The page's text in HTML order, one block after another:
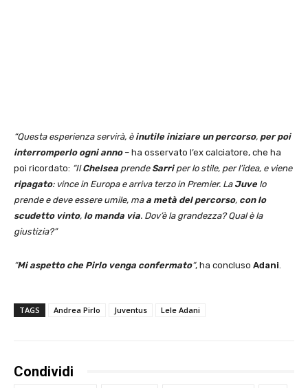
“Questa esperienza servirà, è inutile iniziare un percorso, per poi
interromperlo ogni anno– ha osservato l’ex calciatore, che ha
poi ricordato: “IlChelsea prende Sarriper lo stile, per l’idea, e viene
ripagato: vince in Europa e arriva terzo in Premier. La Juve lo
prende e deve essere umile, maa metà del percorso, con lo
scudetto vinto, lo manda via. Dov’è la grandezza? Qual è la
giustizia?”
“Mi aspetto che Pirlo venga confermato“, ha concluso Adani
TAGS Andrea Pirlo Juventus Lele Adani
Condividi